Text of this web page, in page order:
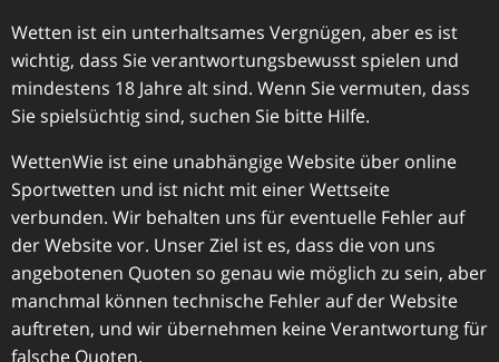
Wetten ist ein unterhaltsames Vergnügen, aber es ist
wichtig, dass Sie verantwortungsbewusst spielen und
mindestens 18 Jahre alt sind. Wenn Sie vermuten, dass
Sie spielsüchtig sind, suchen Sie bitte Hilfe.
WettenWie ist eine unabhängige Website über online
Sportwetten und ist nicht mit einer Wettseite
verbunden. Wir behalten uns für eventuelle Fehler auf
der Website vor. Unser Ziel ist es, dass die von uns
angebotenen Quoten so genau wie möglich zu sein, aber
manchmal können technische Fehler auf der Website
auftreten, und wir übernehmen keine Verantwortung für
falsche Quoten.